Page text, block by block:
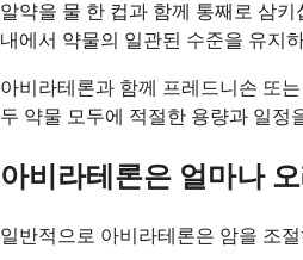
알약을 물 한 컵과 함께 통째로 삼
내에서 약물의 일관된 수준을 유지
아비라테론과 함께 프레드니손 또
두 약물 모두에 적절한 용량과 일정
아비라테론은 얼마나
일반적으로 아비라테론은 암을 조